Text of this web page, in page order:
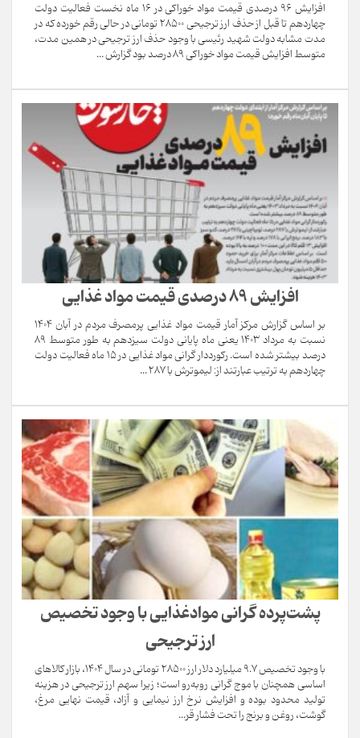
افزایش ۹۶ درصدی قیمت مواد خوراکی در 16 ماه نخست فعالیت دولت
چهاردهم تا قبل از حذف ارز ترجیحی 28500 تومانی در حالی رقم خورده که در
مدت مشابه دولت شهید رئیسی با وجود حذف ارز ترجیحی در همین مدت،
متوسط افزایش قیمت مواد خوراکی 89 درصد بود گزارش ...
افزایش ۸۹ درصدی قیمت مواد غذایی
بر اساس گزارش مرکز آمار قیمت مواد غذایی پرمصرف مردم در آبان ۱۴۰۴
نسبت به مرداد ۱۴۰۳ یعنی ماه پایانی دولت سیزدهم به طور متوسط ۸۹
درصد بیشتر شده است. رکورددار گرانی مواد غذایی در 15 ماه فعالیت دولت
چهاردهم به ترتیب عبارتند از: لیموترش با 287 ...
پشت‌پرده گرانی موادغذایی با وجود تخصیص
ارز ترجیحی
با وجود تخصیص 9.7 میلیارد دلار ارز 28500 تومانی در سال 1404، بازار کالاهای
اساسی همچنان با موج گرانی روبه‌رو است؛ زیرا سهم ارز ترجیحی در هزینه
تولید محدود بوده و افزایش نرخ ارز نیمایی و آزاد، قیمت نهایی مرغ،
گوشت، روغن و برنج را تحت فشار قر...